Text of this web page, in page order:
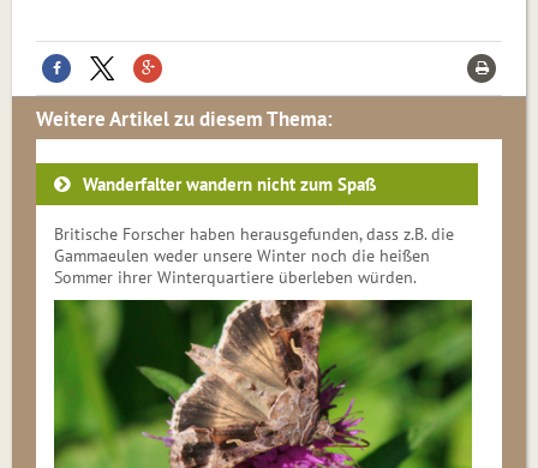
Weitere Artikel zu diesem Thema:
Wanderfalter wandern nicht zum Spaß
Britische Forscher haben herausge­funden, dass z.B. die
Gammaeulen weder unsere Winter noch die heißen
Sommer ihrer Winterquartiere überleben würden.